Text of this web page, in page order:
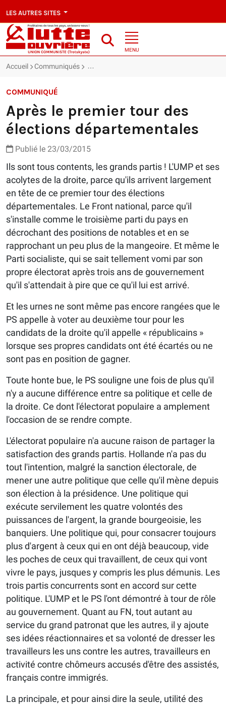
LES AUTRES SITES
MENU
Accueil Communiqués Après le premier tour des élections
COMMUNIQUÉ
Après le premier tour des
élections départementales
Publié le 23/03/2015
Ils sont tous contents, les grands partis ! L'UMP et ses
acolytes de la droite, parce qu'ils arrivent largement
en tête de ce premier tour des élections
départementales. Le Front national, parce qu'il
s'installe comme le troisième parti du pays en
décrochant des positions de notables et en se
rapprochant un peu plus de la mangeoire. Et même le
Parti socialiste, qui se sait tellement vomi par son
propre électorat après trois ans de gouvernement
qu'il s'attendait à pire que ce qu'il lui est arrivé.
Et les urnes ne sont même pas encore rangées que le
PS appelle à voter au deuxième tour pour les
candidats de la droite qu'il appelle « républicains »
lorsque ses propres candidats ont été écartés ou ne
sont pas en position de gagner.
Toute honte bue, le PS souligne une fois de plus qu'il
n'y a aucune différence entre sa politique et celle de
la droite. Ce dont l'électorat populaire a amplement
l'occasion de se rendre compte.
L'électorat populaire n'a aucune raison de partager la
satisfaction des grands partis. Hollande n'a pas du
tout l'intention, malgré la sanction électorale, de
mener une autre politique que celle qu'il mène depuis
son élection à la présidence. Une politique qui
exécute servilement les quatre volontés des
puissances de l'argent, la grande bourgeoisie, les
banquiers. Une politique qui, pour consacrer toujours
plus d'argent à ceux qui en ont déjà beaucoup, vide
les poches de ceux qui travaillent, de ceux qui vont
vivre le pays, jusques y compris les plus démunis. Les
trois partis concurrents sont en accord sur cette
politique. L'UMP et le PS l'ont démontré à tour de rôle
au gouvernement. Quant au FN, tout autant au
service du grand patronat que les autres, il y ajoute
ses idées réactionnaires et sa volonté de dresser les
travailleurs les uns contre les autres, travailleurs en
activité contre chômeurs accusés d'être des assistés,
français contre immigrés.
La principale, et pour ainsi dire la seule, utilité des